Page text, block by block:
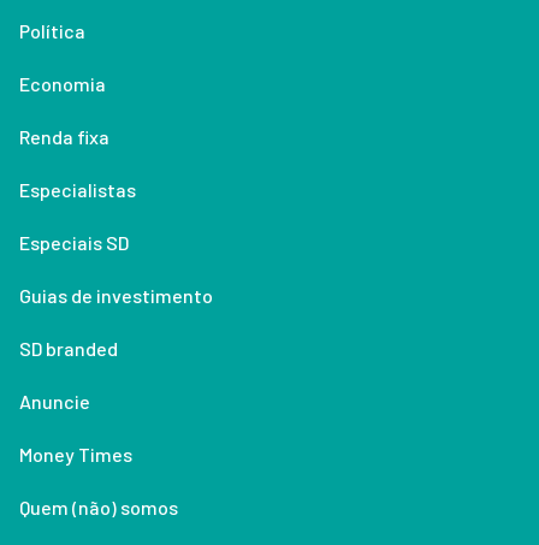
Política
Economia
Renda fixa
Especialistas
Especiais SD
Guias de investimento
SD branded
Anuncie
Money Times
Quem (não) somos